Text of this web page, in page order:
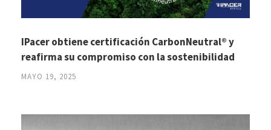
IPacer obtiene certificación CarbonNeutral® y
reafirma su compromiso con la sostenibilidad
MAYO 19, 2025